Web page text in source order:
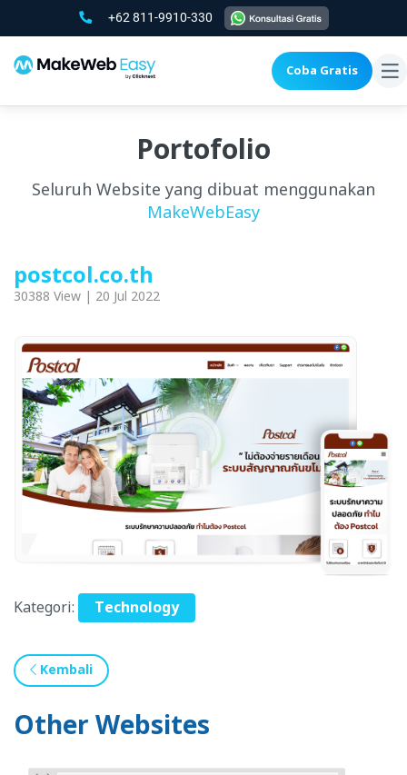
+62 811-9910-330
Coba Gratis
Portofolio
Seluruh Website yang dibuat menggunakan
MakeWebEasy
postcol.co.th
30388 View | 20 Jul 2022
Kategori: Technology
Kembali
Other Websites